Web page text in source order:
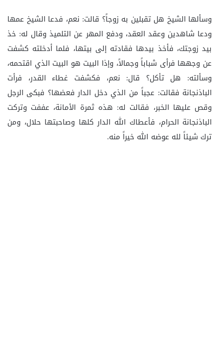
وسألها الشيخ هل تقبلين به زوجاً؟ قالت: نعم، فدعا الشيخ عمها
ودعا شاهدين وعقد العقد، ودفع المهر عن التلميذ وقال له: خذ
بيد زوجتك، فأخذ بيدها فقادته إلى بيتها، فلما أدخلته كشفت
عن وجهها فرأى شباباً وجمالاً، وإذا البيت هو البيت الذي اقتحمه،
وسألته: هل تأكل؟ قال: نعم، فكشفت غطاء القدر، فرأت
الباذنجانة فقالت: عجباً من الذي دخل الدار فعضها؟ فبكى الرجل
وقص عليها الخبر، فقالت له: هذه ثمرة الأمانة، عففت وتركت
الباذنجانة الحرام، فأعطاك الله الدار كلها وصاحبتها حلال، ومن
ترك شيئاً لله عوضه الله خيراً منه.